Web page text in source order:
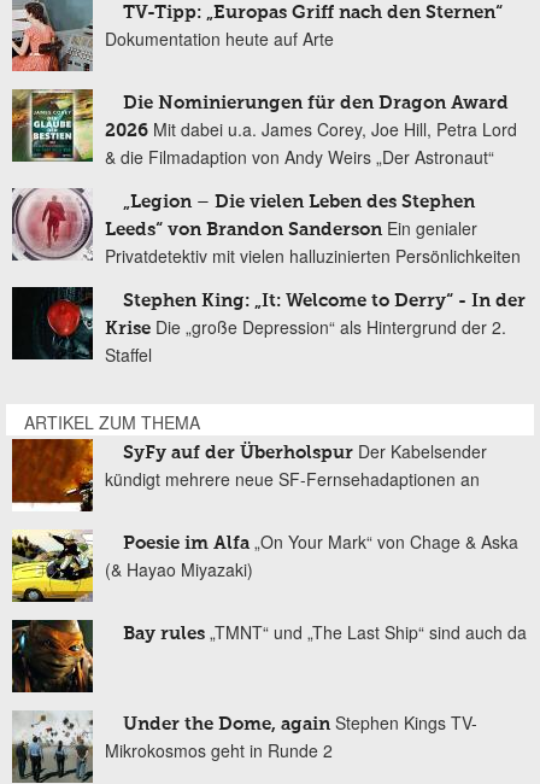
TV-Tipp: „Europas Griff nach den Sternen“
Dokumentation heute auf Arte
Die Nominierungen für den Dragon Award
2026 Mit dabei u.a. James Corey, Joe Hill, Petra Lord
& die Filmadaption von Andy Weirs „Der Astronaut“
„Legion – Die vielen Leben des Stephen
Leeds“ von Brandon Sanderson Ein genialer
Privatdetektiv mit vielen halluzinierten Persönlichkeiten
Stephen King: „It: Welcome to Derry“ - In der
Krise Die „große Depression“ als Hintergrund der 2.
Staffel
ARTIKEL ZUM THEMA
SyFy auf der Überholspur Der Kabelsender
kündigt mehrere neue SF-Fernsehadaptionen an
Poesie im Alfa „On Your Mark“ von Chage & Aska
(& Hayao Miyazaki)
Bay rules „TMNT“ und „The Last Ship“ sind auch da
Under the Dome, again Stephen Kings TV-
Mikrokosmos geht in Runde 2